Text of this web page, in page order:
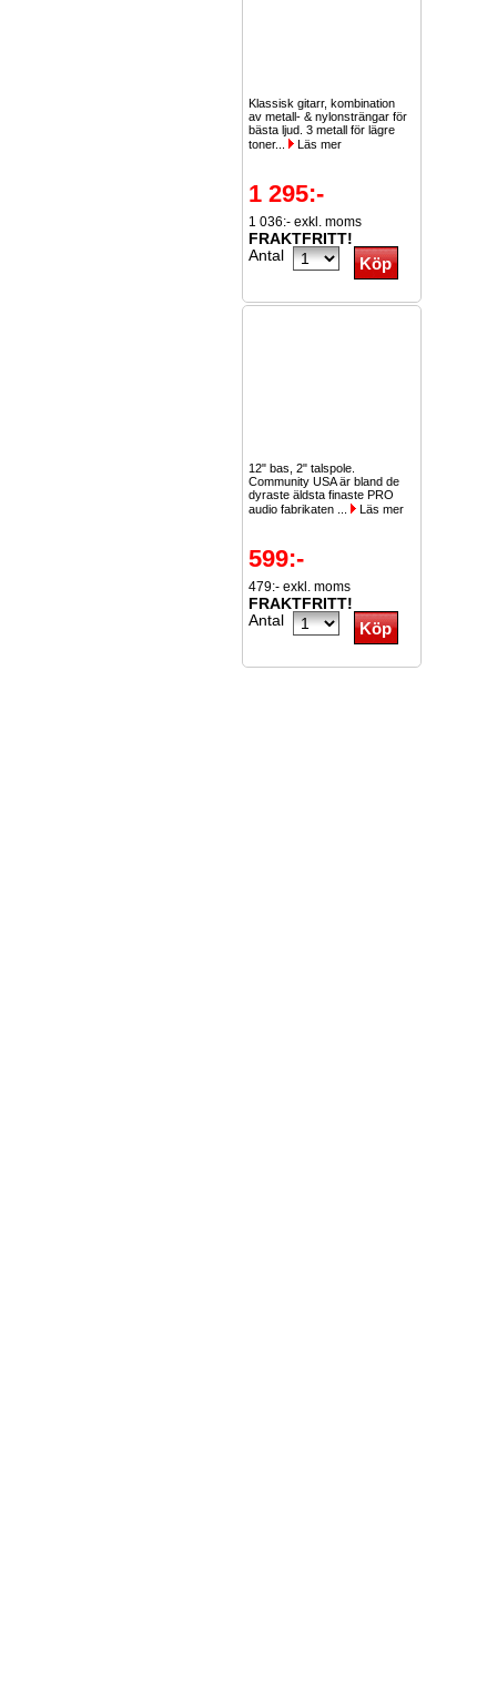
Klassisk gitarr, kombination
av metall- & nylonsträngar för
bästa ljud. 3 metall för lägre
toner...
Läs mer
1 295:-
1 036:- exkl. moms
FRAKTFRITT!
Antal
12" bas, 2" talspole.
Community USA är bland de
dyraste äldsta finaste PRO
audio fabrikaten ...
Läs mer
599:-
479:- exkl. moms
FRAKTFRITT!
Antal